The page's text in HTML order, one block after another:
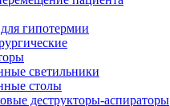
гипотермии
светильники
столы
деструкторы-аспираторы